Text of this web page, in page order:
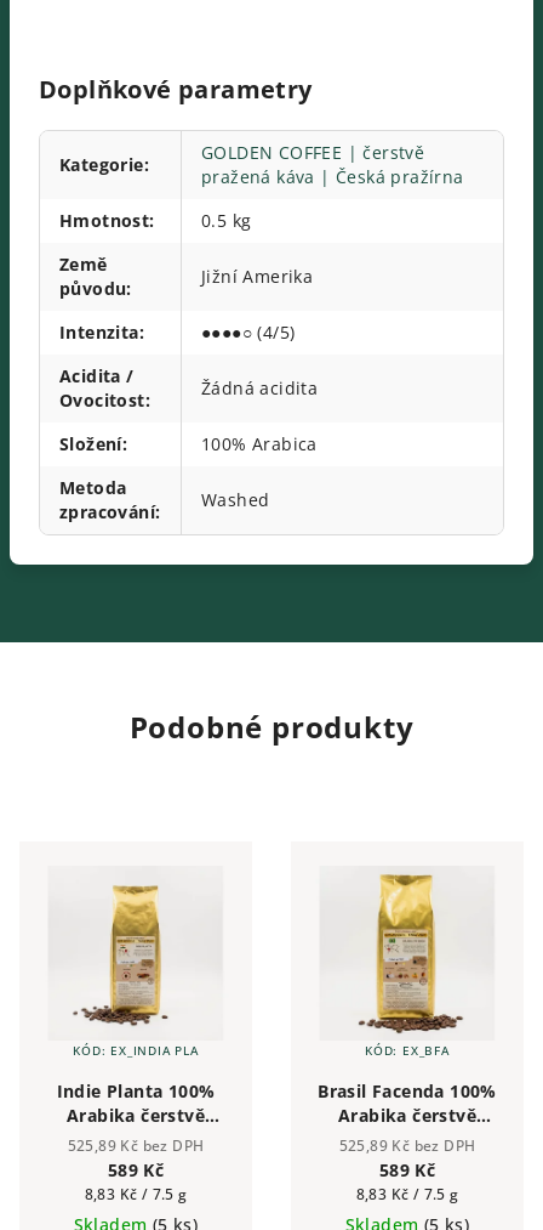
Doplňkové parametry
Kategorie:
GOLDEN COFFEE | čerstvě
pražená káva | Česká pražírna
Hmotnost:
0.5 kg
Země
původu:
Jižní Amerika
Intenzita:
●●●●○ (4/5)
Acidita /
Ovocitost:
Žádná acidita
Složení:
100% Arabica
Metoda
zpracování:
Washed
Podobné produkty
Indie Planta 100%
Arabika čerstvě
pražená zrnková káva
alacaffé 500g | Česká
pražírna
525,89 Kč bez DPH
589 Kč
Měrná
cena:
8,83 Kč / 7.5 g
Skladem (5 ks)
KÓD: EX_INDIA PLA
Brasil Facenda 100%
Arabika čerstvě
pražená zrnková káva
alacaffé 500g | Česká
pražírna
525,89 Kč bez DPH
589 Kč
Měrná
cena:
8,83 Kč / 7.5 g
Skladem (5 ks)
KÓD: EX_BFA